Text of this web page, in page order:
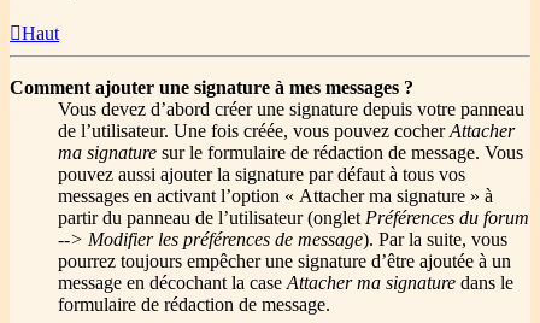
Haut
Comment ajouter une signature à mes messages ?
Vous devez d’abord créer une signature depuis votre panneau
de l’utilisateur. Une fois créée, vous pouvez cocherAttacher
ma signature sur le formulaire de rédaction de message. Vous
pouvez aussi ajouter la signature par défaut à tous vos
messages en activant l’option « Attacher ma signature » à
partir du panneau de l’utilisateur (onglet Préférences du forum
--> Modifier les préférences de message). Par la suite, vous
pourrez toujours empêcher une signature d’être ajoutée à un
message en décochant la case Attacher ma signature dans le
formulaire de rédaction de message.